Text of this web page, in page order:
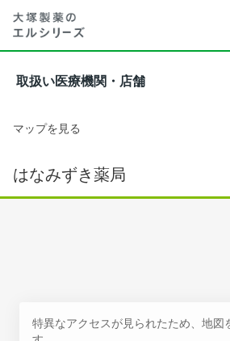
取扱い医療機関・店舗
マップを見る
はなみずき薬局
特異なアクセスが見られたため、地図